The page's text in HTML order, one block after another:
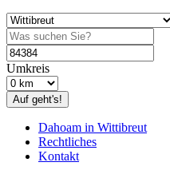
Umkreis
Auf geht's!
Dahoam in Wittibreut
Rechtliches
Kontakt